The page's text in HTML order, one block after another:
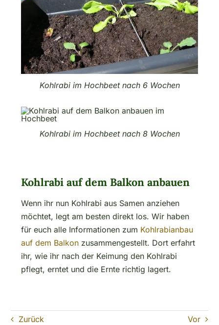
Kohlrabi im Hochbeet nach 6 Wochen
Kohlrabi im Hochbeet nach 8 Wochen
Kohlrabi auf dem Balkon anbauen
Wenn ihr nun Kohlrabi aus Samen anziehen
möchtet, legt am besten direkt los. Wir haben
für euch alle Informationen zum Kohlrabianbau
auf dem Balkonzusammengestellt. Dort erfahrt
ihr, wie ihr nach der Keimung den Kohlrabi
pflegt, erntet und die Ernte richtig lagert.
Zurück Vor